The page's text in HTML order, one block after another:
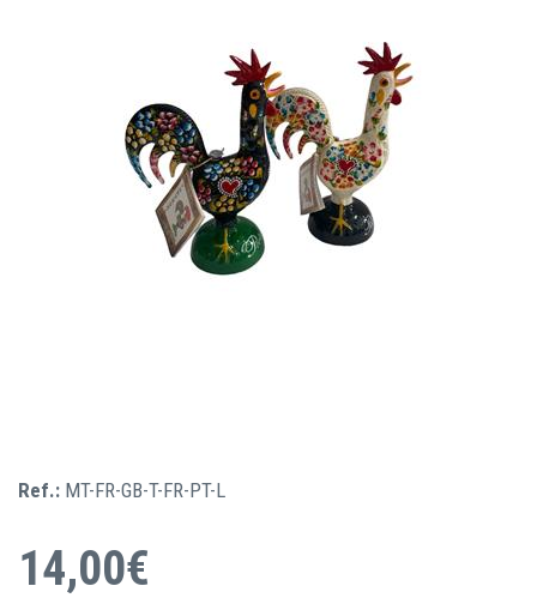
Ref.: MT-FR-GB-T-FR-PT-L
14,00€